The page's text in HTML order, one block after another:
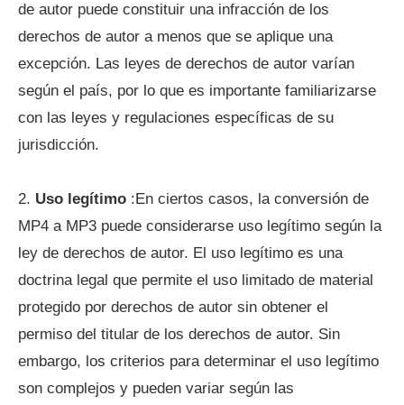
de autor puede constituir una infracción de los
derechos de autor a menos que se aplique una
excepción. Las leyes de derechos de autor varían
según el país, por lo que es importante familiarizarse
con las leyes y regulaciones específicas de su
jurisdicción.
2. Uso legítimo :En ciertos casos, la conversión de
MP4 a MP3 puede considerarse uso legítimo según la
ley de derechos de autor. El uso legítimo es una
doctrina legal que permite el uso limitado de material
protegido por derechos de autor sin obtener el
permiso del titular de los derechos de autor. Sin
embargo, los criterios para determinar el uso legítimo
son complejos y pueden variar según las